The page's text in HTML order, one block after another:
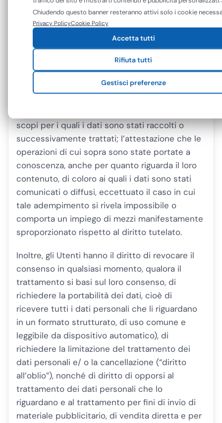
In particolare, gli Utenti hanno il diritto di
ottenere: l’accesso, l’aggiornamento, la
rettificazione ovvero, quando vi hanno
interesse, l’integrazione dei dati; la
cancellazione, la trasformazione in forma
anonima o il blocco dei dati trattati in
scopi per i quali i dati sono stati raccolti o
successivamente trattati; l’attestazione che le
operazioni di cui sopra sono state portate a
conoscenza, anche per quanto riguarda il loro
contenuto, di coloro ai quali i dati sono stati
comunicati o diffusi, eccettuato il caso in cui
tale adempimento si rivela impossibile o
comporta un impiego di mezzi manifestamente
sproporzionato rispetto al diritto tutelato.
Inoltre, gli Utenti hanno il diritto di revocare il
consenso in qualsiasi momento, qualora il
trattamento si basi sul loro consenso, di
richiedere la portabilità dei dati, cioè di
ricevere tutti i dati personali che li riguardano
in un formato strutturato, di uso comune e
leggibile da dispositivo automatico), di
richiedere la limitazione del trattamento dei
dati personali e/ o la cancellazione (“diritto
all’oblio”), nonché di diritto di opporsi al
trattamento dei dati personali che lo
riguardano e al trattamento per fini di invio di
materiale pubblicitario, di vendita diretta e per
Puoi accettare tutti i cookie oppure gestire le tue preferenze.
modificare o revocare il consenso in qualsiasi momento.
Chiudendo questo banner resteranno attivi solo i cookie
Privacy PolicyCookie Policy
Accetta tutti
Rifiuta tutti
Gestisci preferenze